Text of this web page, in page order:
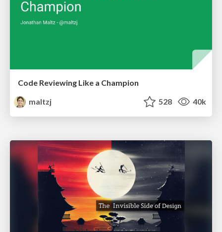
Code Reviewing Like a Champion
maltzj
528 40k